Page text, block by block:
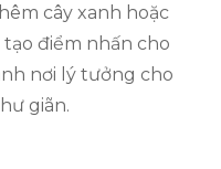
cây xanh hoặc
điểm nhấn cho
nơi lý tưởng cho
giãn.